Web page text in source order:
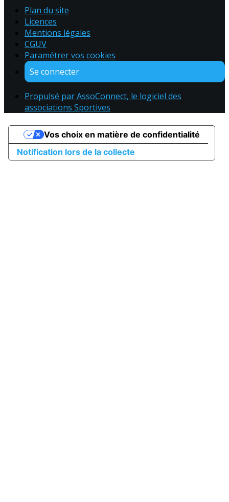
Plan du site
Licences
Mentions légales
CGUV
Paramétrer vos cookies
Se connecter
Propulsé par AssoConnect, le logiciel des
associations Sportives
Notification lors de la collecte
Vos choix en matière de confidentialité